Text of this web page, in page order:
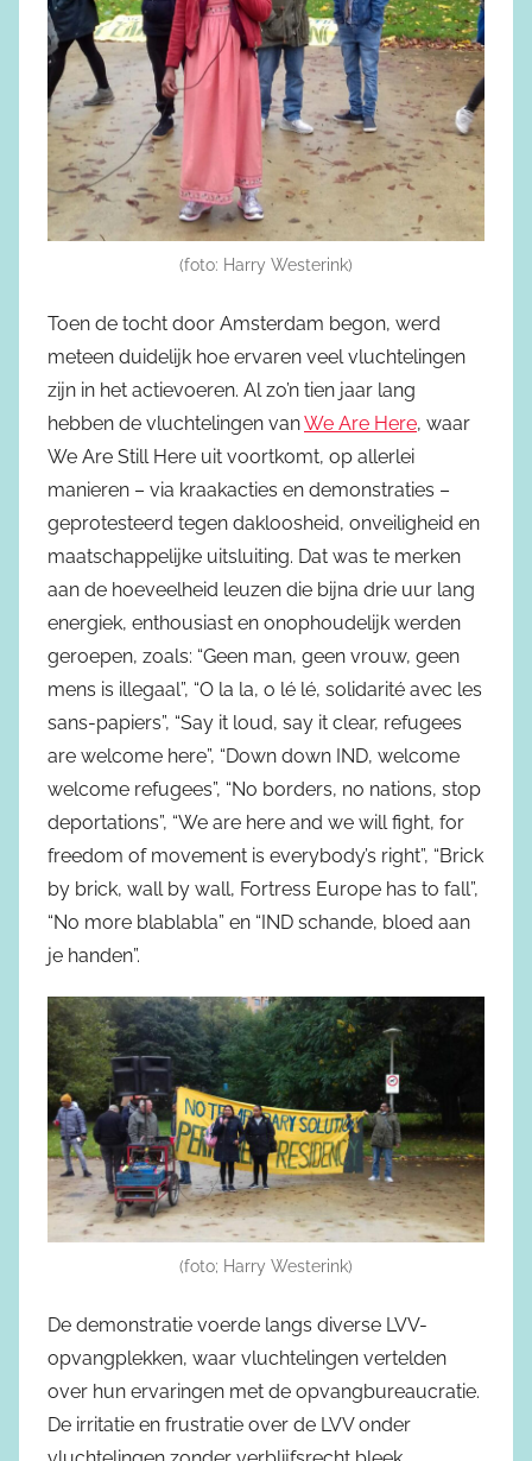
(foto: Harry Westerink)
Toen de tocht door Amsterdam begon, werd
meteen duidelijk hoe ervaren veel vluchtelingen
zijn in het actievoeren. Al zo’n tien jaar lang
hebben de vluchtelingen vanWe Are Here, waar
We Are Still Here uit voortkomt, op allerlei
manieren – via kraakacties en demonstraties –
geprotesteerd tegen dakloosheid, onveiligheid en
maatschappelijke uitsluiting. Dat was te merken
aan de hoeveelheid leuzen die bijna drie uur lang
energiek, enthousiast en onophoudelijk werden
geroepen, zoals: “Geen man, geen vrouw, geen
mens is illegaal”, “O la la, o lé lé, solidarité avec les
sans-papiers”, “Say it loud, say it clear, refugees
are welcome here”, “Down down IND, welcome
welcome refugees”, “No borders, no nations, stop
deportations”, “We are here and we will fight, for
freedom of movement is everybody’s right”, “Brick
by brick, wall by wall, Fortress Europe has to fall”,
“No more blablabla” en “IND schande, bloed aan
je handen”.
(foto; Harry Westerink)
De demonstratie voerde langs diverse LVV-
opvangplekken, waar vluchtelingen vertelden
over hun ervaringen met de opvangbureaucratie.
De irritatie en frustratie over de LVV onder